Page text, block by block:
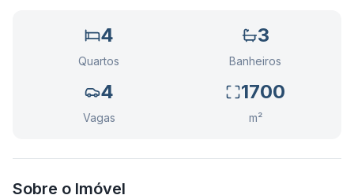
4
Quartos
3
Banheiros
4
Vagas
1700
m²
Sobre o Imóvel